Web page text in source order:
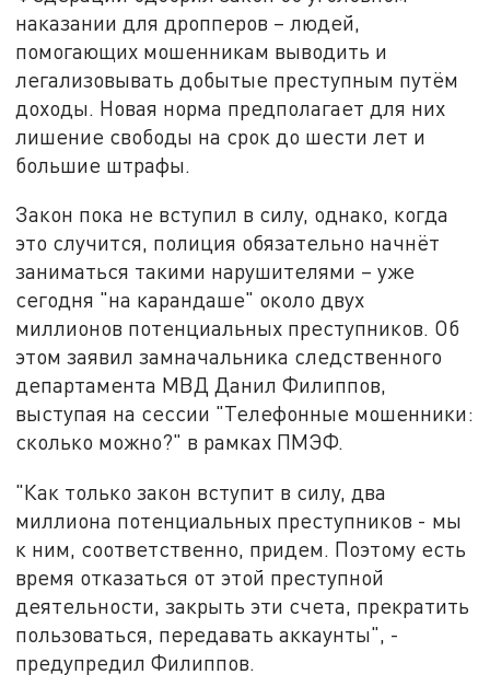
наказании для дропперов – людей,
помогающих мошенникам выводить и
легализовывать добытые преступным путём
доходы. Новая норма предполагает для них
лишение свободы на срок до шести лет и
большие штрафы.
Закон пока не вступил в силу, однако, когда
это случится, полиция обязательно начнёт
заниматься такими нарушителями – уже
сегодня "на карандаше" около двух
миллионов потенциальных преступников. Об
этом заявил замначальника следственного
департамента МВД Данил Филиппов,
выступая на сессии "Телефонные мошенники:
сколько можно?" в рамках ПМЭФ.
"Как только закон вступит в силу, два
миллиона потенциальных преступников - мы
к ним, соответственно, придем. Поэтому есть
время отказаться от этой преступной
деятельности, закрыть эти счета, прекратить
пользоваться, передавать аккаунты", -
предупредил Филиппов.